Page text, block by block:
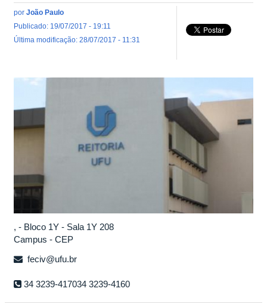
por João Paulo
Publicado: 19/07/2017 - 19:11
Última modificação: 28/07/2017 - 11:31
, - Bloco 1Y - Sala 1Y 208
Campus - CEP
feciv@ufu.br
34 3239-417034 3239-4160